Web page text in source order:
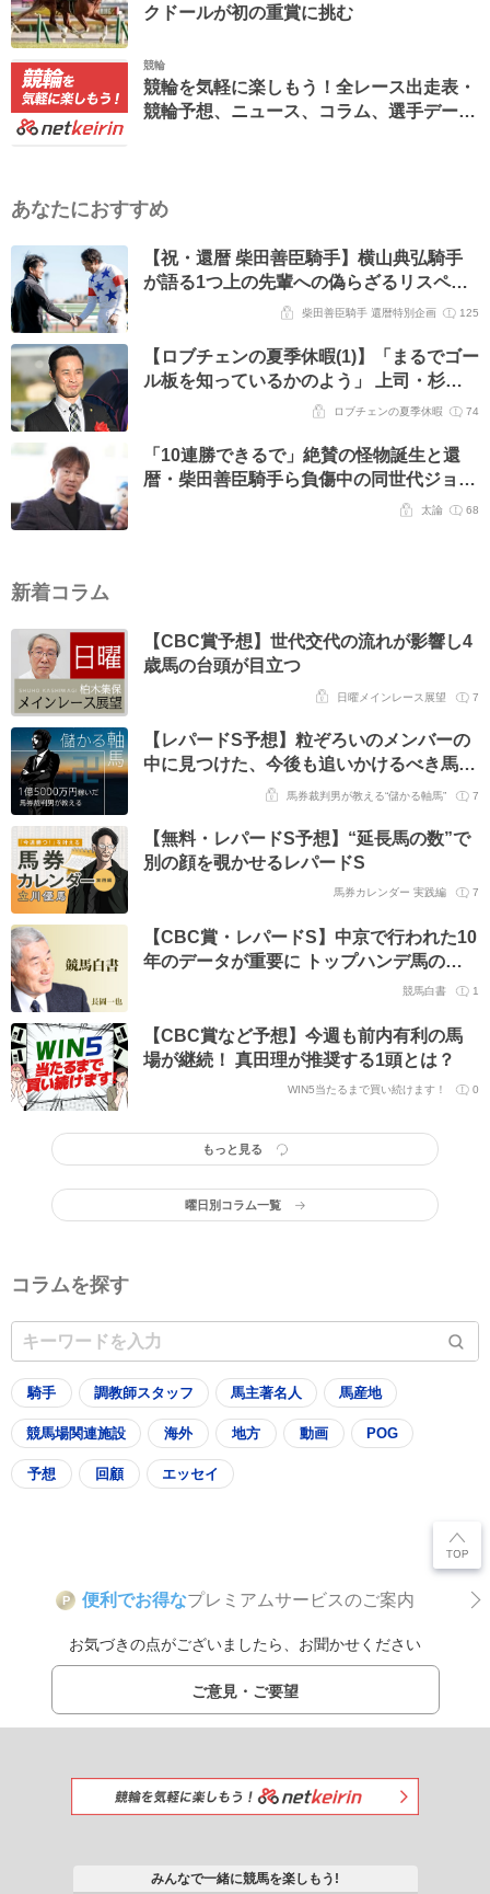
クドールが初の重賞に挑む
競輪
競輪を気軽に楽しもう！全レース出走表・
競輪予想、ニュース、コラム、選手データ
あなたにおすすめ
【祝・還暦 柴田善臣騎手】横山典弘騎手
が語る1つ上の先輩への偽らざるリスペク
ト「数少ない、自分と“馬の話ができる相
柴田善臣騎手 還暦特別企画 125
【ロブチェンの夏季休暇(1)】「まるでゴー
ル板を知っているかのよう」 上司・杉山
晴紀調教師が下した二冠馬の“上半期人事
ロブチェンの夏季休暇 74
「10連勝できるで」絶賛の怪物誕生と還
暦・柴田善臣騎手ら負傷中の同世代ジョッ
太論 68
新着コラム
【CBC賞予想】世代交代の流れが影響し4
歳馬の台頭が目立つ
日曜メインレース展望 7
【レパードS予想】粒ぞろいのメンバーの
中に見つけた、今後も追いかけるべき馬/
馬券裁判男が教える“儲かる軸馬” 7
【無料・レパードS予想】“延長馬の数”で
別の顔を覗かせるレパードS
馬券カレンダー 実践編 7
【CBC賞・レパードS】中京で行われた10
年のデータが重要に トップハンデ馬の優
競馬白書 1
【CBC賞など予想】今週も前内有利の馬
場が継続！ 真田理が推奨する1頭とは？
WIN5当たるまで買い続けます！ 0
もっと見る
曜日別コラム一覧
コラムを探す
騎手 調教師スタッフ 馬主著名人 馬産地
競馬場関連施設 海外 地方 動画 POG
予想 回顧 エッセイ
P 便利でお得なプレミアムサービスのご案内
お気づきの点がございましたら、お聞かせください
ご意見・ご要望
みんなで一緒に競馬を楽しもう!